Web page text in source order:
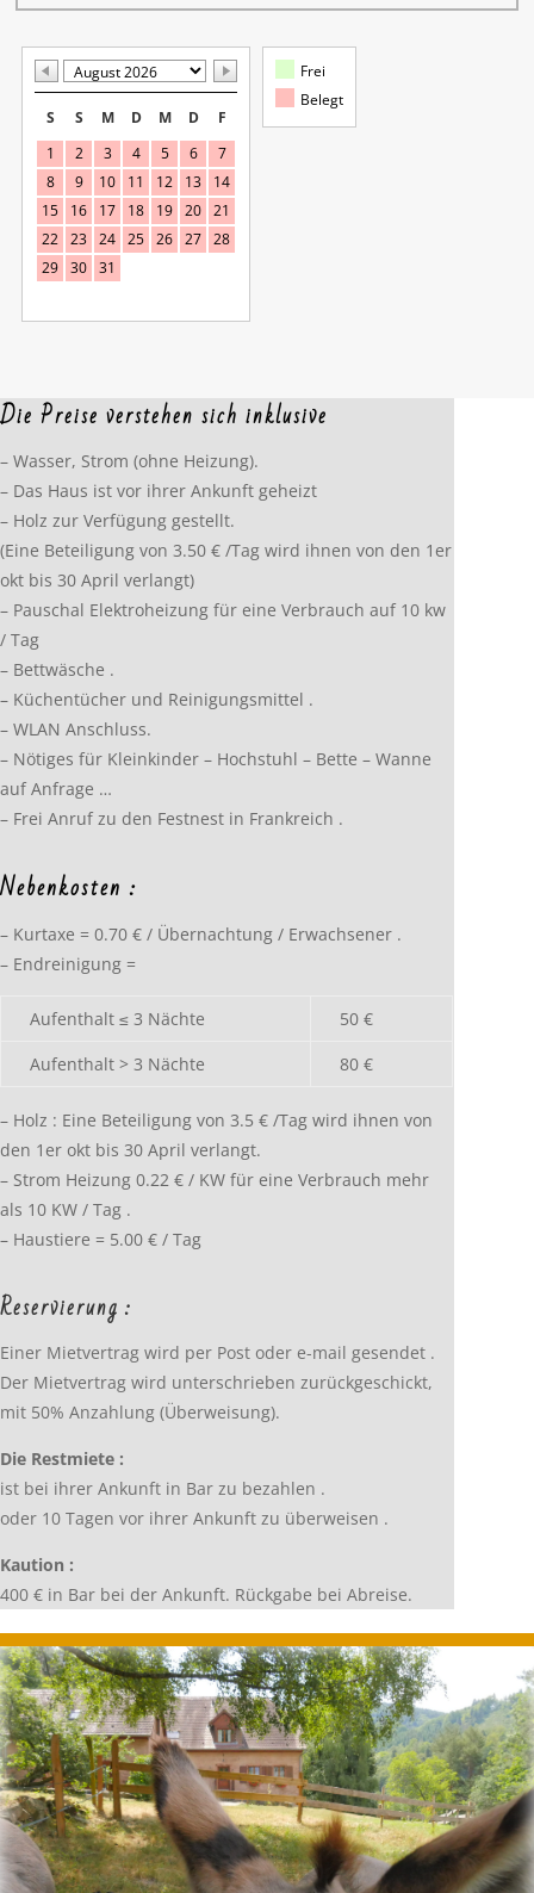
S S M D M D
F
1
2 3 4 5 6
7
8
9 10 11 12 13
14
15
16 17 18 19 20
21
22
23 24 25 26 27
28
29
30 31
Frei
Belegt
Die Preise verstehen sich inklusive
– Wasser, Strom (ohne Heizung).
– Das Haus ist vor ihrer Ankunft geheizt
– Holz zur Verfügung gestellt.
(Eine Beteiligung von 3.50 € /Tag wird ihnen von den 1er
okt bis 30 April verlangt)
– Pauschal Elektroheizung für eine Verbrauch auf 10 kw
/ Tag
– Bettwäsche .
– Küchentücher und Reinigungsmittel .
– WLAN Anschluss.
– Nötiges für Kleinkinder – Hochstuhl – Bette – Wanne
auf Anfrage …
– Frei Anruf zu den Festnest in Frankreich .
Nebenkosten :
– Kurtaxe = 0.70 € / Übernachtung / Erwachsener .
– Endreinigung =
Aufenthalt ≤ 3 Nächte
50 €
Aufenthalt > 3 Nächte
80 €
– Holz : Eine Beteiligung von 3.5 € /Tag wird ihnen von
den 1er okt bis 30 April verlangt.
– Strom Heizung 0.22 € / KW für eine Verbrauch mehr
als 10 KW / Tag .
– Haustiere = 5.00 € / Tag
Reservierung :
Einer Mietvertrag wird per Post oder e-mail gesendet .
Der Mietvertrag wird unterschrieben zurückgeschickt,
mit 50% Anzahlung (Überweisung).
Die Restmiete :
ist bei ihrer Ankunft in Bar zu bezahlen .
oder 10 Tagen vor ihrer Ankunft zu überweisen .
Kaution :
400 € in Bar bei der Ankunft. Rückgabe bei Abreise.